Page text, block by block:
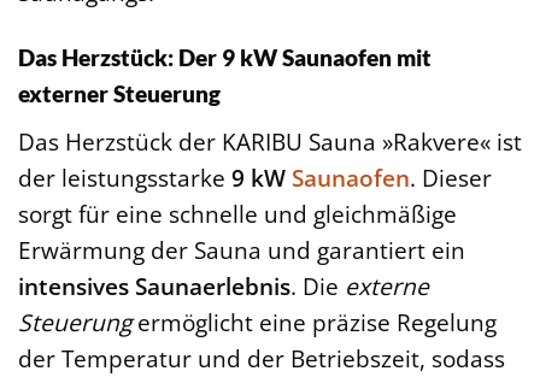
Das Herzstück: Der 9 kW Saunaofen mit
externer Steuerung
Das Herzstück der KARIBU Sauna »Rakvere« ist
der leistungsstarke 9 kW Saunaofen. Dieser
sorgt für eine schnelle und gleichmäßige
Erwärmung der Sauna und garantiert ein
intensives Saunaerlebnis. Die externe
Steuerungermöglicht eine präzise Regelung
der Temperatur und der Betriebszeit, sodass